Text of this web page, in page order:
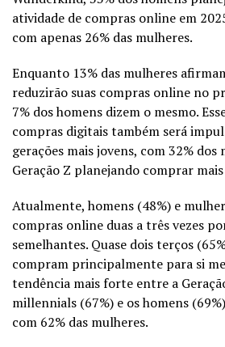
atividade de compras online em
com apenas 26% das mulheres.
Enquanto 13% das mulheres
reduzirão suas compras online no
7% dos homens dizem o mesmo.
compras digitais também será
gerações mais jovens, com 32%
Geração Z planejando comprar
Atualmente, homens (48%) e
compras online duas a três vezes
semelhantes. Quase dois terços
compram principalmente para si
tendência mais forte entre a
millennials (67%) e os homens
com 62% das mulheres.